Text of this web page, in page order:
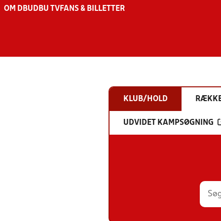
OM DBU DBU TV FANS & BILLETTER
KLUB/HOLD
UDVIDET KAMPSØGNING